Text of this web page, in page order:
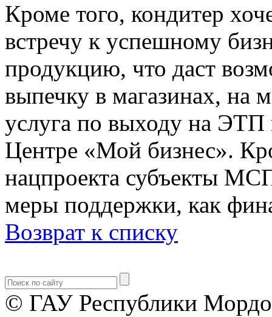
Кроме того, кондитер
встречу к успешному
продукцию, что даст
выпечку в магазинах, на
услуга по выходу на ЭТП
Центре «Мой бизнес».
нацпроекта субъекты
меры поддержки, как
Возврат к списку
© ГАУ Республики